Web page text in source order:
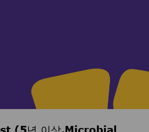
(5년 이상,Microbial